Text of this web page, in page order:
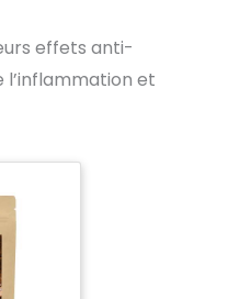
effets anti-
l’inflammation et